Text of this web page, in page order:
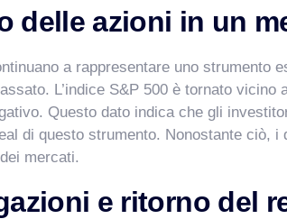
delle azioni in un
a rappresentare uno
L’indice S&P 500 è tornato
Questo dato indica che gli
di questo strumento. Nonostante
mercati.
e ritorno del